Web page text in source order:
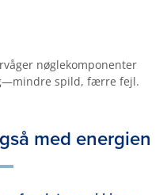
nøglekomponenter
spild, færre fejl.
med energien